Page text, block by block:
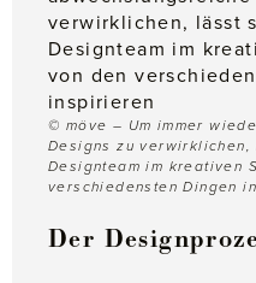
© möve – Um immer
Designs zu
Designteam im kreativen
verschiedensten Dingen
Der